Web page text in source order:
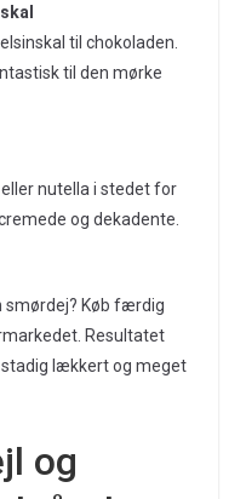
til chokoladen.
til den mørke
nutella i stedet for
og dekadente.
smørdej? Køb færdig
Resultatet
lækkert og meget
og